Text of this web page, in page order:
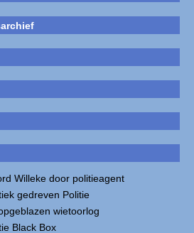
Willeke door politieagent
gedreven Politie
wietoorlog
Black Box